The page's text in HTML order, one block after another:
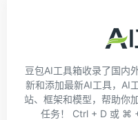
豆包AI工具箱收录了国内
新和添加最新AI工具，AI
站、框架和模型，帮助你
任务！ Ctrl + D 或 ⌘